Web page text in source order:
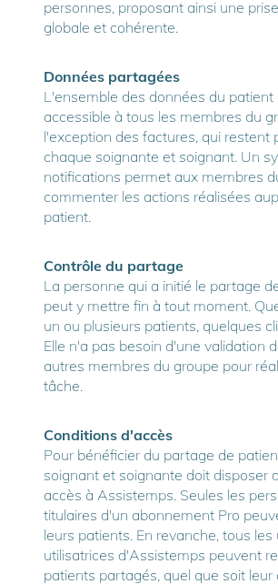
personnes, proposant ainsi une
globale et cohérente.
Données partagées
L'ensemble des données du patient
accessible à tous les membres du
l'exception des factures, qui restent
chaque soignante et soignant. Un
notifications permet aux membres
commenter les actions réalisées
patient.
Contrôle du partage
La personne qui a initié le partage
peut y mettre fin à tout moment.
un ou plusieurs patients, quelques
Elle n'a pas besoin d'une validation
autres membres du groupe pour
tâche.
Conditions d'accès
Pour bénéficier du partage de
soignant et soignante doit disposer
accès à Assistemps. Seules les
titulaires d'un abonnement Pro
leurs patients. En revanche, tous
utilisatrices d'Assistemps peuvent
patients partagés, quel que soit